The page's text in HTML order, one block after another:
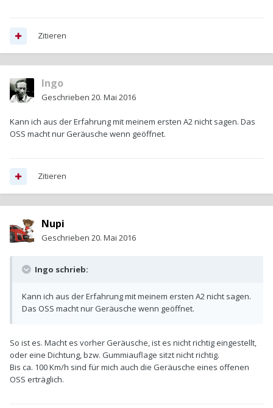
Zitieren
Ingo
Geschrieben 20. Mai 2016
Kann ich aus der Erfahrung mit meinem ersten A2 nicht sagen. Das
OSS macht nur Geräusche wenn geöffnet.
Zitieren
Nupi
Geschrieben 20. Mai 2016
Ingo schrieb:
Kann ich aus der Erfahrung mit meinem ersten A2 nicht sagen.
Das OSS macht nur Geräusche wenn geöffnet.
So ist es. Macht es vorher Geräusche, ist es nicht richtig eingestellt,
oder eine Dichtung, bzw. Gummiauflage sitzt nicht richtig.
Bis ca. 100 Km/h sind für mich auch die Geräusche eines offenen
OSS erträglich.